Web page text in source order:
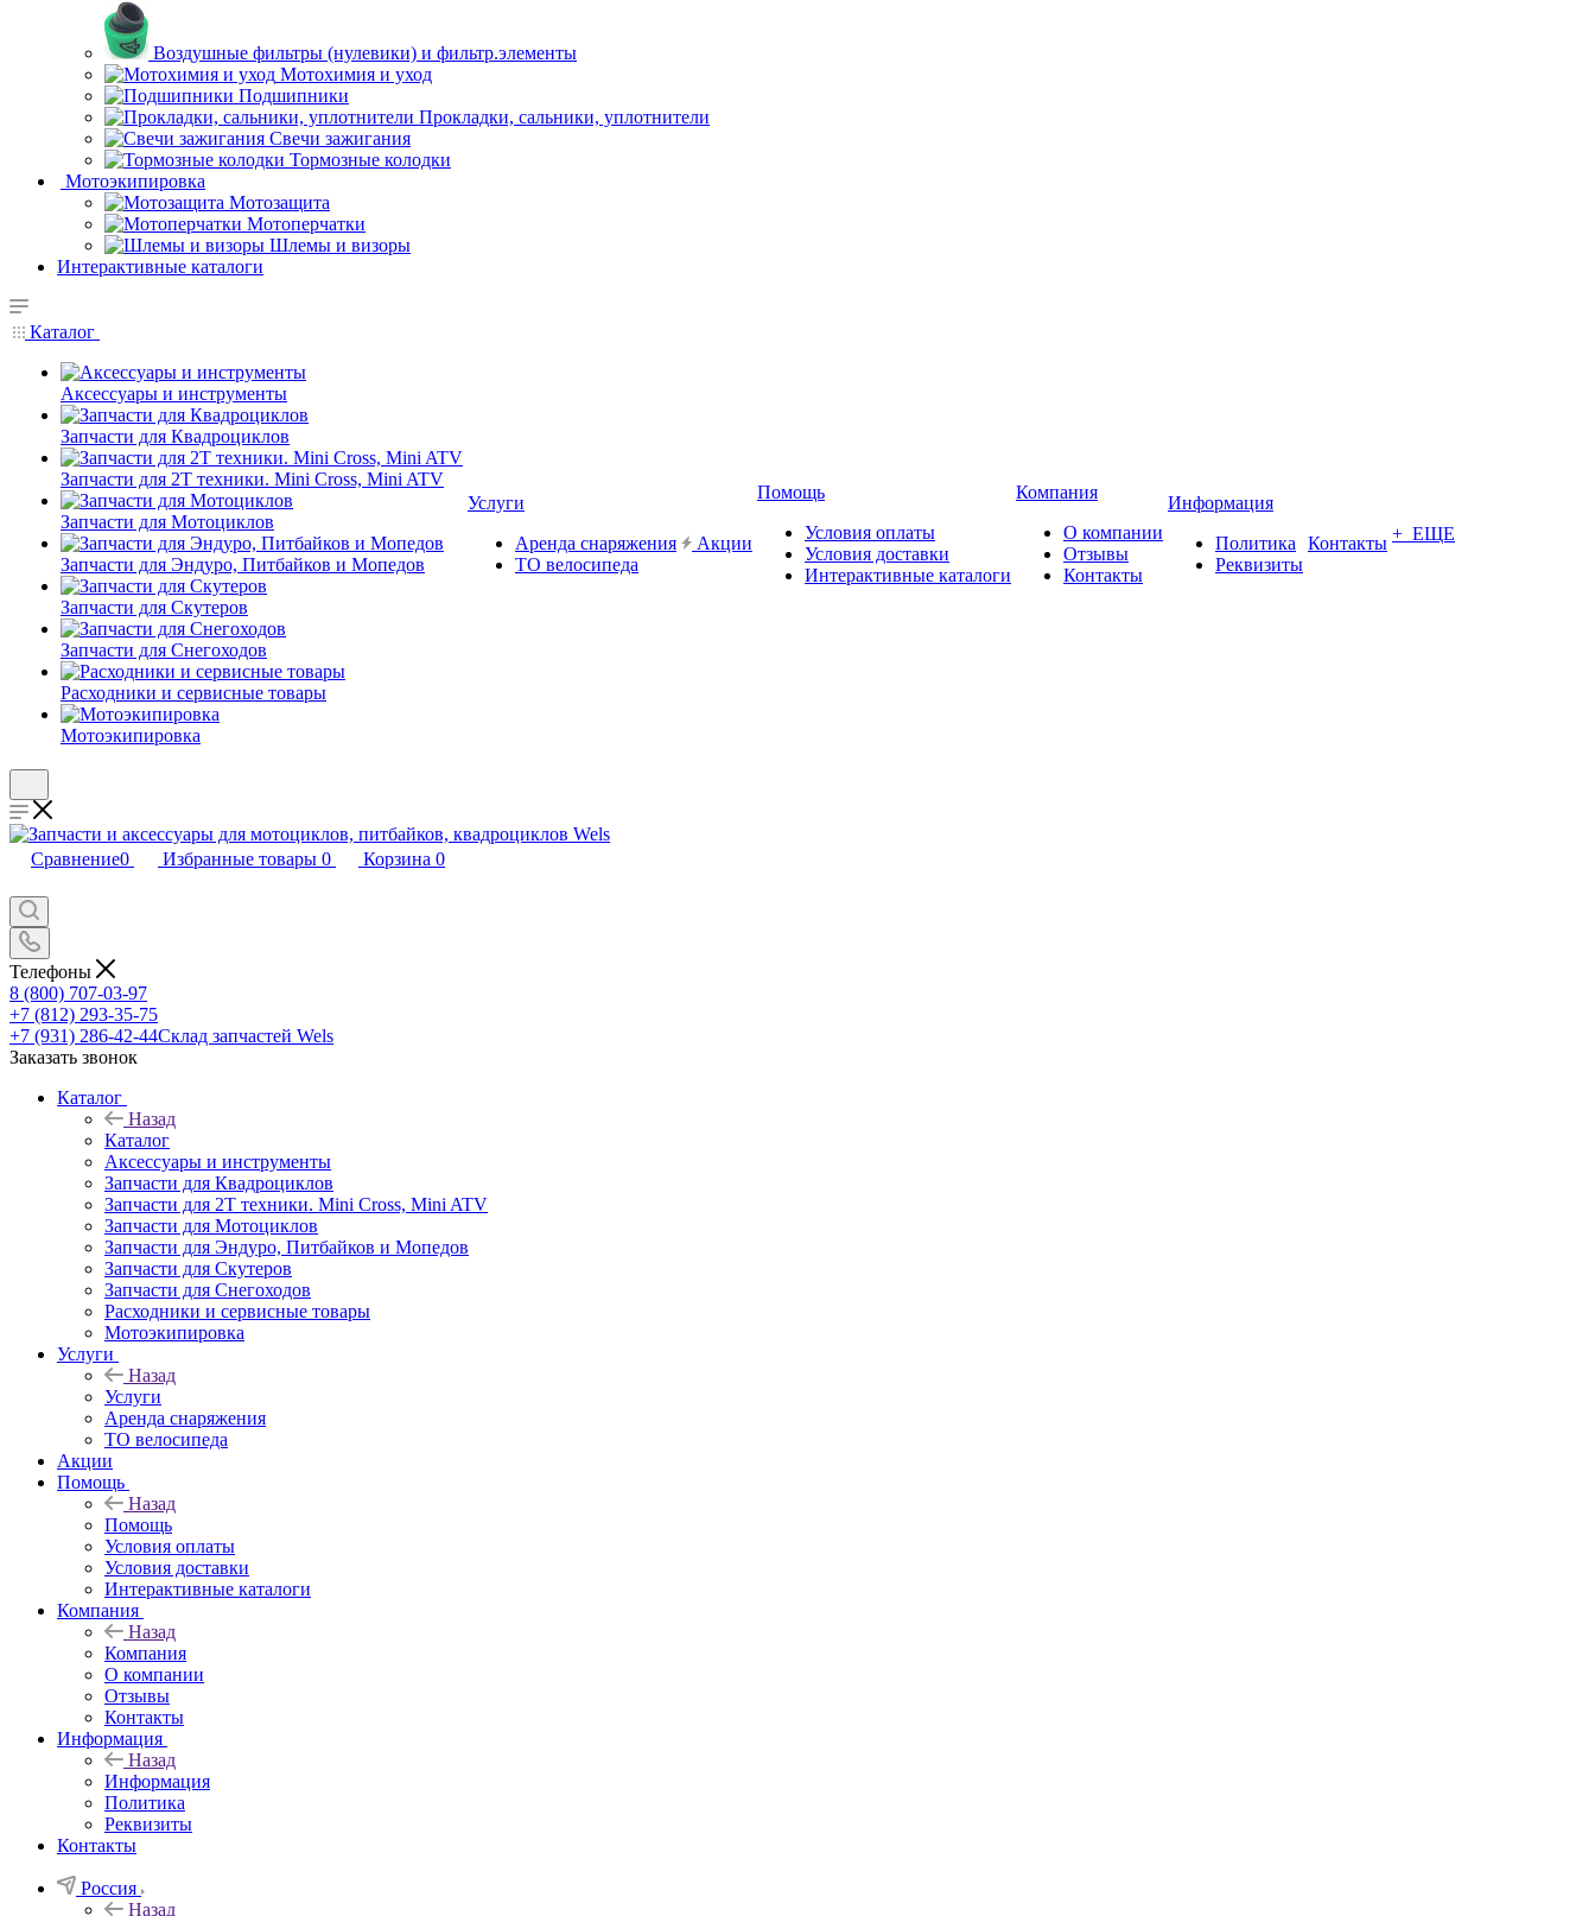
Воздушные фильтры (нулевики) и фильтр.элементы
Мотохимия и уход
Подшипники
Прокладки, сальники, уплотнители
Свечи зажигания
Тормозные колодки
Мотоэкипировка
Мотозащита
Мотоперчатки
Шлемы и визоры
Интерактивные каталоги
Каталог
Аксессуары и инструменты
Запчасти для Квадроциклов
Запчасти для 2T техники. Mini Cross, Mini ATV
Запчасти для Мотоциклов
Запчасти для Эндуро, Питбайков и Мопедов
Запчасти для Скутеров
Запчасти для Снегоходов
Расходники и сервисные товары
Мотоэкипировка
Услуги
Аренда снаряжения
ТО велосипеда
Акции
Помощь
Условия оплаты
Условия доставки
Интерактивные каталоги
Компания
О компании
Отзывы
Контакты
Информация
Политика
Реквизиты
Контакты + ЕЩЕ
Сравнение0 Избранные товары 0 Корзина 0
Телефоны
8 (800) 707-03-97
+7 (812) 293-35-75
+7 (931) 286-42-44Склад запчастей Wels
Заказать звонок
Каталог
Назад
Каталог
Аксессуары и инструменты
Запчасти для Квадроциклов
Запчасти для 2T техники. Mini Cross, Mini ATV
Запчасти для Мотоциклов
Запчасти для Эндуро, Питбайков и Мопедов
Запчасти для Скутеров
Запчасти для Снегоходов
Расходники и сервисные товары
Мотоэкипировка
Услуги
Назад
Услуги
Аренда снаряжения
ТО велосипеда
Акции
Помощь
Назад
Помощь
Условия оплаты
Условия доставки
Интерактивные каталоги
Компания
Назад
Компания
О компании
Отзывы
Контакты
Информация
Назад
Информация
Политика
Реквизиты
Контакты
Россия
Назад